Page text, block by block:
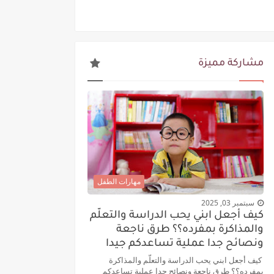
مشاركة مميزة
مهارات الطفل
سبتمبر 03, 2025
كيف أجعل ابني يحب الدراسة والتعلّم
والمذاكرة بمفرده؟؟ طرق ناجعة
ونصائح جدا عملية تساعدكم جيدا
كيف أجعل ابني يحب الدراسة والتعلّم والمذاكرة
بمفرده؟؟ طرق ناجعة ونصائح جدا عملية تساعدكم